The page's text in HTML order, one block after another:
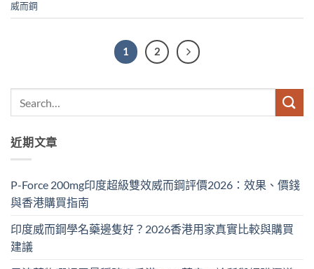
威而鋼
1 2
近期文章
P-Force 200mg印度超級雙效威而鋼評價2026：效果、價錢
與香港購買指南
印度威而鋼學名藥邊隻好？2026香港用家真實比較與購買
建議